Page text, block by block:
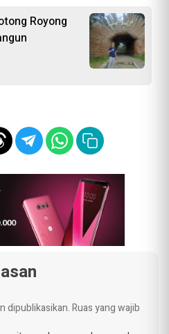
Royong
dipublikasikan.Ruas yang wajib